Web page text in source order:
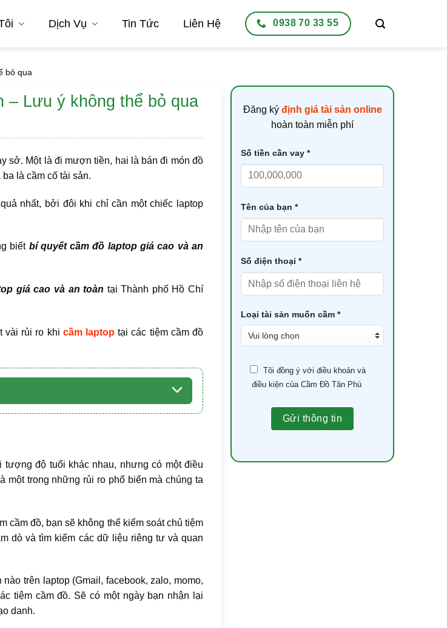
Dịch Vụ Tin Tức Liên Hệ 0938 70 33 55
bỏ qua
– Lưu ý không thể bỏ qua
sở. Một là đi mượn tiền, hai là bán đi món đồ
là cầm cố tài sản.
nhất, bởi đôi khi chỉ cần một chiếc laptop
biết bí quyết cầm đồ laptop giá cao và an
giá cao và an toàn tại Thành phố Hồ Chí
vài rủi ro khi cầm laptop tại các tiệm cầm đồ
độ tuổi khác nhau, nhưng có một điều
một trong những rủi ro phổ biến mà chúng ta
cầm đồ, bạn sẽ không thể kiểm soát chủ tiệm
dò và tìm kiếm các dữ liệu riêng tư và quan
trên laptop (Gmail, facebook, zalo, momo,
tiệm cầm đồ. Sẽ có một ngày bạn nhận lại
danh.
Đăng ký định giá tài sản online
hoàn toàn miễn phí
Số tiền cần vay *
Tên của bạn *
Số điện thoại *
Loại tài sản muốn cầm *
Tôi đồng ý với điều khoản và
điều kiện của Cầm Đồ Tân Phú